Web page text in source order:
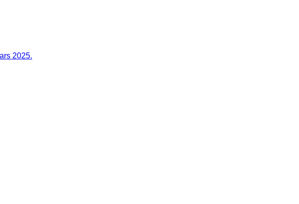
2025.